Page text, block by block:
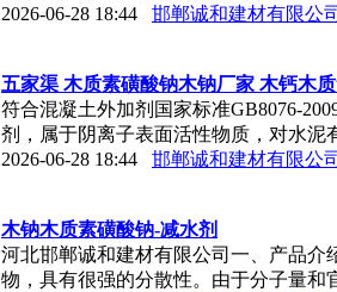
2026-06-28 18:44
邯郸诚和建材有限公
五家渠 木质素磺酸钠木钠厂家 木钙木
符合混凝土外加剂国家标准GB8076-
剂，属于阴离子表面活性物质，对水泥
2026-06-28 18:44
邯郸诚和建材有限公
木钠木质素磺酸钠-减水剂
河北邯郸诚和建材有限公司一、产品
物，具有很强的分散性。由于分子量和